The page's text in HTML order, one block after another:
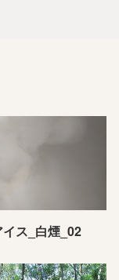
イス_白煙_02